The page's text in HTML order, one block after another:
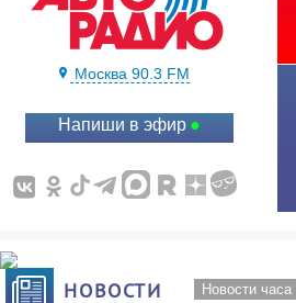
Москва 90.3 FM
Напиши в эфир
НОВОСТИ Новости часа